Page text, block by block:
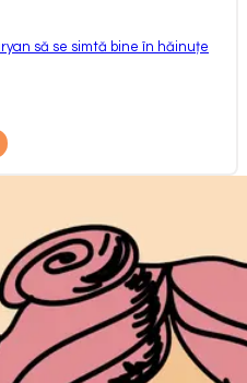
să se simtă bine în hăinuțe